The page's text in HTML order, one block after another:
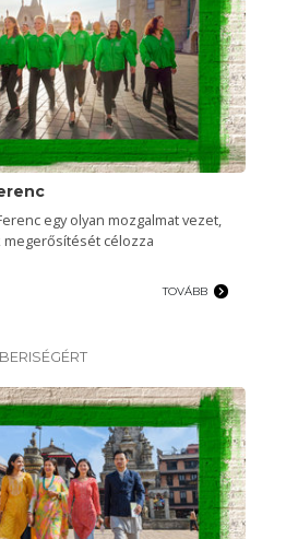
egy olyan mozgalmat vezet,
célozza
TOVÁBB